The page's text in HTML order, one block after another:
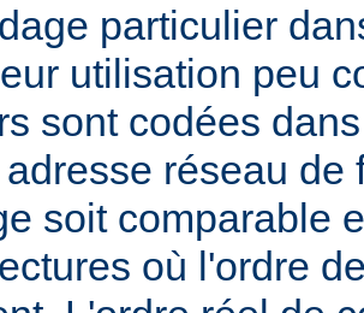
particulier
utilisation peu
sont codées
réseau de
soit comparable
où l'ordre